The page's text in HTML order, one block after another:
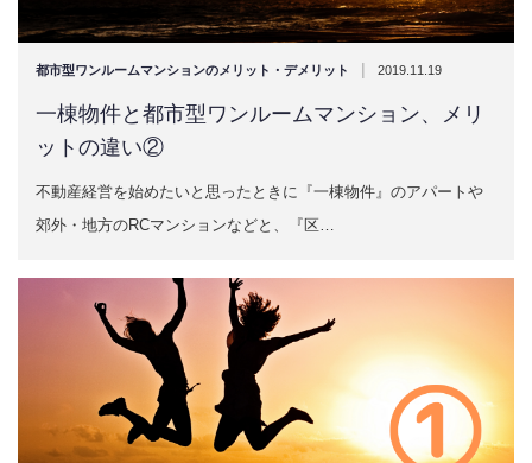
都市型ワンルームマンションのメリット・デメリット | 2019.11.19
一棟物件と都市型ワンルームマンション、メリ
ットの違い②
不動産経営を始めたいと思ったときに『一棟物件』のアパートや
郊外・地方のRCマンションなどと、『区…